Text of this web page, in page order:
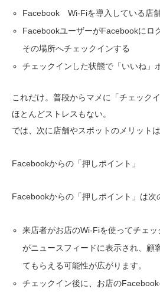
Facebook Wi-Fiを導入している店
FacebookユーザーがFacebookにロ
その場所へチェックインする
チェックインした状態で「いいね」
これだけ。普段からマメに「チェック
ほとんどストレスもない。
では、次に店舗やスポットのメリット
Facebookからの「押しポイント」
Facebookからの「押しポイント」は次
来店者がお店のWi-Fiを使ってチェ
がニュースフィードに表示され、顧
てもらえる可能性が広がります。
チェックイン後に、お店の